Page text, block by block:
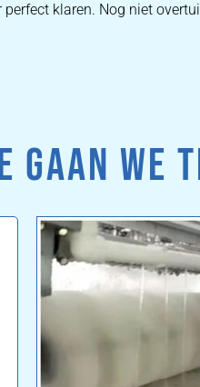
klaren. Nog niet
GAAN WE